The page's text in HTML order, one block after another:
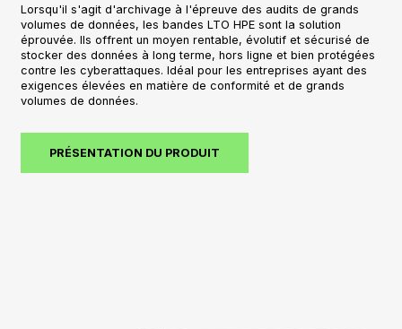
Lorsqu'il s'agit d'archivage à l'épreuve des audits de grands
volumes de données, les bandes LTO HPE sont la solution
éprouvée. Ils offrent un moyen rentable, évolutif et sécurisé de
stocker des données à long terme, hors ligne et bien protégées
contre les cyberattaques. Idéal pour les entreprises ayant des
exigences élevées en matière de conformité et de grands
volumes de données.
PRÉSENTATION DU PRODUIT